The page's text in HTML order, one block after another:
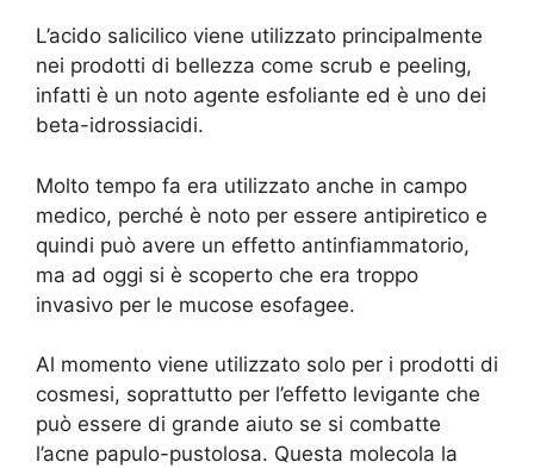
L’acido salicilico viene utilizzato principalmente
nei prodotti di bellezza come scrub e peeling,
infatti è un noto agente esfoliante ed è uno dei
beta-idrossiacidi.
Molto tempo fa era utilizzato anche in campo
medico, perché è noto per essere antipiretico e
quindi può avere un effetto antinfiammatorio,
ma ad oggi si è scoperto che era troppo
invasivo per le mucose esofagee.
Al momento viene utilizzato solo per i prodotti di
cosmesi, soprattutto per l’effetto levigante che
può essere di grande aiuto se si combatte
l’acne papulo-pustolosa. Questa molecola la